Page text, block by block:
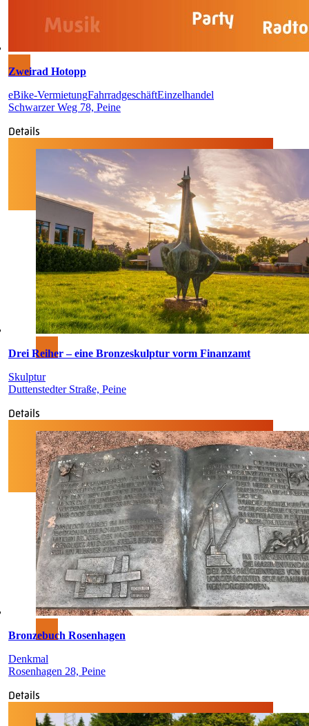
Zweirad Hotopp
eBike-VermietungFahrradgeschäftEinzelhandel
Schwarzer Weg 78, Peine
Details
Drei Reiher – eine Bronzeskulptur vorm Finanzamt
Skulptur
Duttenstedter Straße, Peine
Details
Bronzebuch Rosenhagen
Denkmal
Rosenhagen 28, Peine
Details